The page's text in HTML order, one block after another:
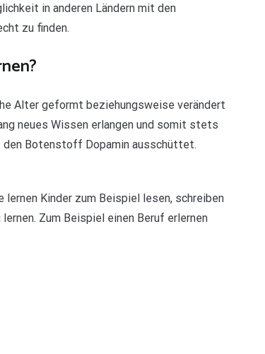
in anderen Ländern mit den
zu finden.
Alter geformt beziehungsweise verändert
neues Wissen erlangen und somit stets
den Botenstoff Dopamin ausschüttet.
Kinder zum Beispiel lesen, schreiben
Zum Beispiel einen Beruf erlernen